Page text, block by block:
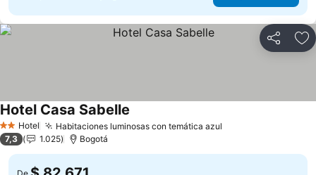
Compartir
2 Estrellas
Hotel Habitaciones luminosas con temática azul
Hotel Casa Sabelle
7,3 1.025 Bogotá
De